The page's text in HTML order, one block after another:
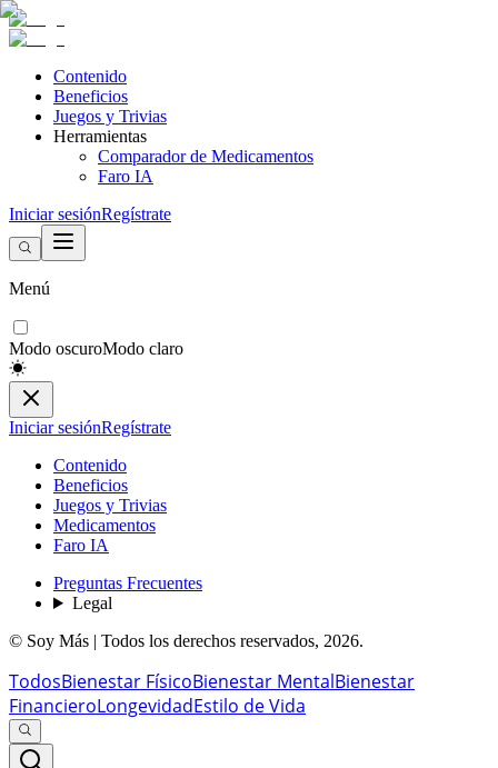
Contenido
Beneficios
Juegos y Trivias
Herramientas
Comparador de Medicamentos
Faro IA
Iniciar sesiónRegístrate
Menú
Modo oscuroModo claro
Iniciar sesiónRegístrate
Contenido
Beneficios
Juegos y Trivias
Medicamentos
Faro IA
Preguntas Frecuentes
Legal
© Soy Más | Todos los derechos reservados, 2026.
TodosBienestar FísicoBienestar MentalBienestar
FinancieroLongevidadEstilo de Vida